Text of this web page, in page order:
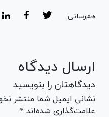
هم‌رسانی:
ارسال دیدگاه
دیدگاهتان را بنویسید
نشانی ایمیل شما منتشر
علامت‌گذاری شده‌اند *